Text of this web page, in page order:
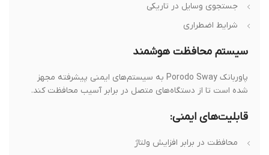
جستجوی وسایل در تاریکی
شرایط اضطراری
سیستم محافظت هوشمند
پاوربانک Porodo Sway به سیستم‌های ایمنی پیشرفته مجهز
شده است تا از دستگاه‌های متصل در برابر آسیب محافظت کند.
قابلیت‌های ایمنی:
محافظت در برابر افزایش ولتاژ